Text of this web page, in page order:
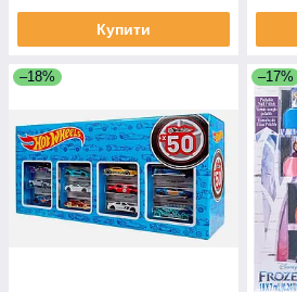
Купити
–18% –17%